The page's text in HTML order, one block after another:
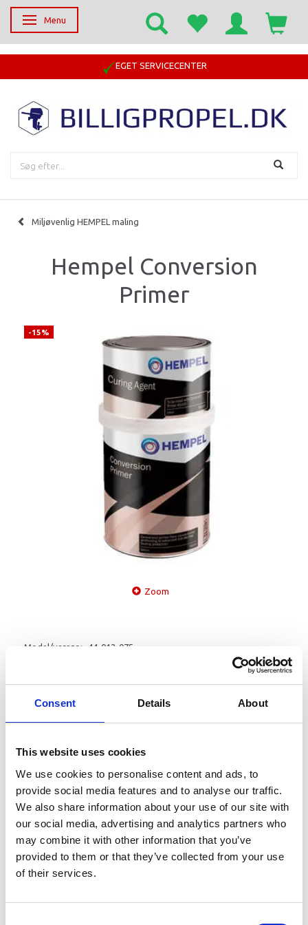
Consent Details About
This website uses cookies
We use cookies to personalise content and ads, to
provide social media features and to analyse our traffic.
We also share information about your use of our site with
our social media, advertising and analytics partners who
may combine it with other information that you’ve
provided to them or that they’ve collected from your use
of their services.
Skifte navigation
Menu
EGET SERVICECENTER
Miljøvenlig HEMPEL maling
Hempel Conversion
Primer
-15%
Zoom
Model/varenr.: 44-012-075
330,65 DKK
389,00 DKK
Læg i kurv